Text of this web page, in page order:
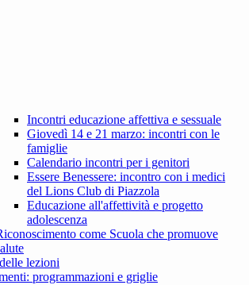
Incontri educazione affettiva e sessuale
Giovedì 14 e 21 marzo: incontri con le
famiglie
Calendario incontri per i genitori
Essere Benessere: incontro con i medici
del Lions Club di Piazzola
Educazione all'affettività e progetto
adolescenza
come Scuola che promuove
lezioni
programmazioni e griglie